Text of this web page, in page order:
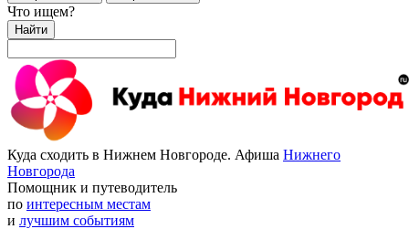
Что ищем?
Найти
Куда сходить в Нижнем Новгороде. Афиша Нижнего
Новгорода
Помощник и путеводитель
по интересным местам
и лучшим событиям